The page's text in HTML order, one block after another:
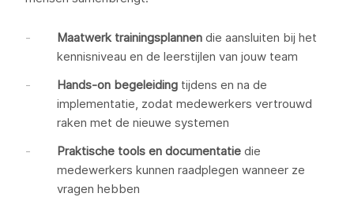
Maatwerk trainingsplannen die aansluiten bij het
kennisniveau en de leerstijlen van jouw team
Hands-on begeleiding tijdens en na de
implementatie, zodat medewerkers vertrouwd
raken met de nieuwe systemen
Praktische tools en documentatie die
medewerkers kunnen raadplegen wanneer ze
vragen hebben